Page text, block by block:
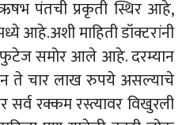
पंतची प्रकृती स्थिर आहे,
आहे.अशी माहिती डॉक्टरांनी
फुटेज समोर आले आहे. दरम्यान
ते चार लाख रुपये असल्याचे
रक्कम रस्त्यावर विखुरली